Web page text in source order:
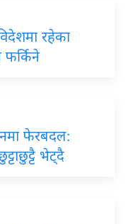
रहेका
फर्किने
फेरबदल:
भेट्दै